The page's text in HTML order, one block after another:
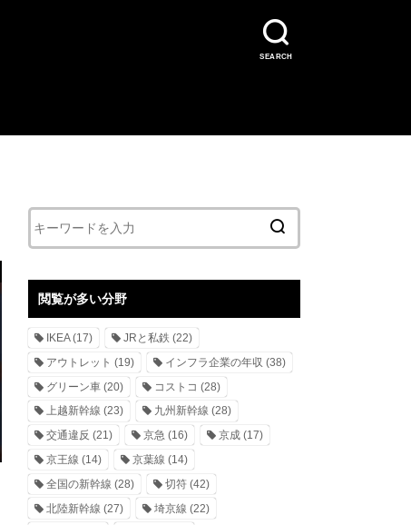
SEARCH
閲覧が多い分野
IKEA(17) JRと私鉄 (22)
アウトレット (19) インフラ企業の年収 (38)
グリーン車 (20) コストコ (28)
上越新幹線 (23) 九州新幹線 (28)
交通違反 (21) 京急 (16) 京成(17)
京王線 (14) 京葉線 (14)
全国の新幹線 (28) 切符(42)
北陸新幹線 (27) 埼京線 (22)